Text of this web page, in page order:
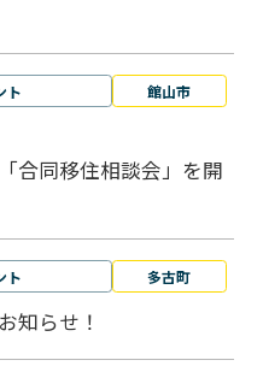
ト
館山市
合同移住相談会」を開
ト 多古町
知らせ！